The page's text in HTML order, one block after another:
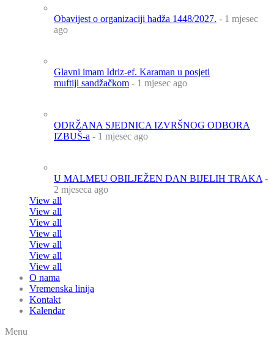
Obavijest o organizaciji hadža 1448/2027. - 1 mjesec
ago
Glavni imam Idriz-ef. Karaman u posjeti
muftiji sandžačkom - 1 mjesec ago
ODRŽANA SJEDNICA IZVRŠNOG ODBORA
IZBUŠ-a - 1 mjesec ago
U MALMEU OBILJEŽEN DAN BIJELIH TRAKA -
2 mjeseca ago
View all
View all
View all
View all
View all
View all
View all
O nama
Vremenska linija
Kontakt
Kalendar
Menu